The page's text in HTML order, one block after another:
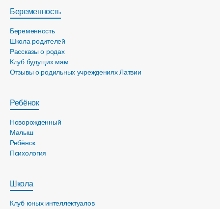
Беременность
Беременность
Школа родителей
Рассказы о родах
Клуб будущих мам
Отзывы о родильных учреждениях Латвии
Ребёнок
Новорожденный
Малыш
Ребёнок
Психология
Школа
Клуб юных интеллектуалов